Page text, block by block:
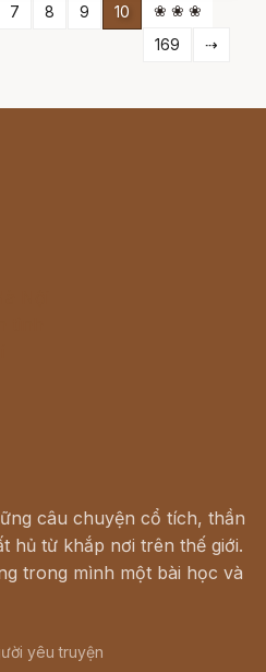
7 8 9 10
❀ ❀ ❀
169
⇢
câu chuyện cổ tích, thần
hủ từ khắp nơi trên thế giới.
trong mình một bài học và
yêu truyện